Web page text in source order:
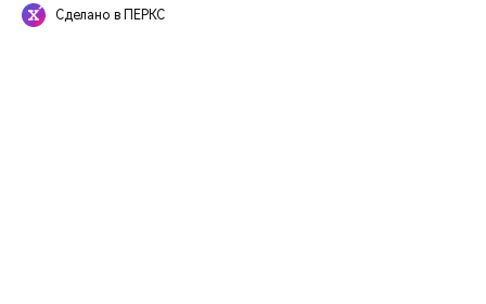
Сделано в ПЕРКС